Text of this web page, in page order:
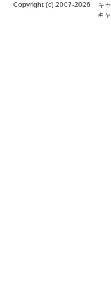
Copyright (c) 2007-2026 キャ
キ